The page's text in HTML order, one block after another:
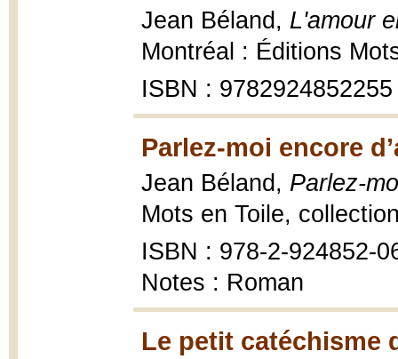
Jean Béland, L'amour
Montréal : Éditions
ISBN : 9782924852255
Parlez-moi encore
Jean Béland, Parlez-
Mots en Toile,
ISBN : 978-2-924852-
Notes : Roman
Le petit catéchisme